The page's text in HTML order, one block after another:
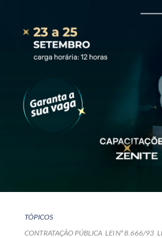
TÓPICOS
CONTRATAÇÃO PÚBLICA LEI Nº 8.666/93